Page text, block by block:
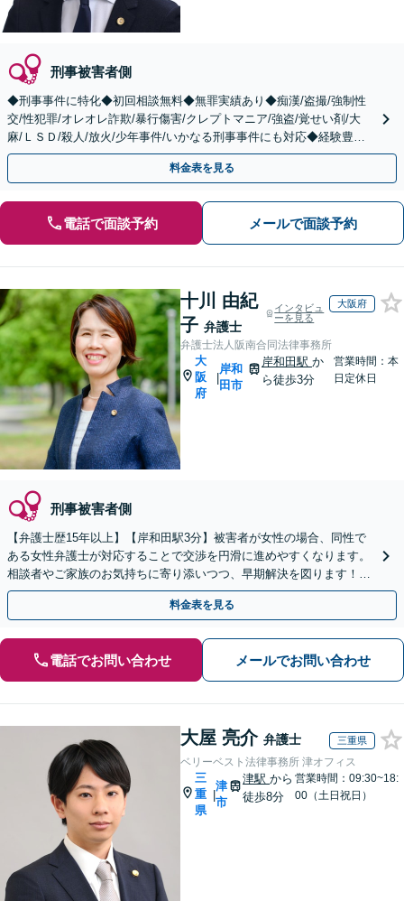
刑事被害者側
◆刑事事件に特化◆初回相談無料◆無罪実績あり◆痴漢/盗撮/強制性
交/性犯罪/オレオレ詐欺/暴行傷害/クレプトマニア/強盗/覚せい剤/大
麻/ＬＳＤ/殺人/放火/少年事件/いかなる刑事事件にも対応◆経験豊富
◆まずはご相談下さい。
料金表を見る
電話で面談予約 メールで面談予約
十川 由紀
子 弁護士
インタビュ
ーを見る
大阪府
弁護士法人阪南合同法律事務所
大
阪
府
|
岸和
田市
岸和田駅か
ら徒歩3分
営業時間：本
日定休日
刑事被害者側
【弁護士歴15年以上】【岸和田駅3分】被害者が女性の場合、同性で
ある女性弁護士が対応することで交渉を円滑に進めやすくなります。
相談者やご家族のお気持ちに寄り添いつつ、早期解決を図ります！わ
いせつ事件の示談交渉、少年事件など【分割払い可】
料金表を見る
電話でお問い合わせ メールでお問い合わせ
大屋 亮介 弁護士 三重県
ベリーベスト法律事務所 津オフィス
三
重
県
|
津
市
津駅から
徒歩8分
営業時間：09:30~18:
00（土日祝日）